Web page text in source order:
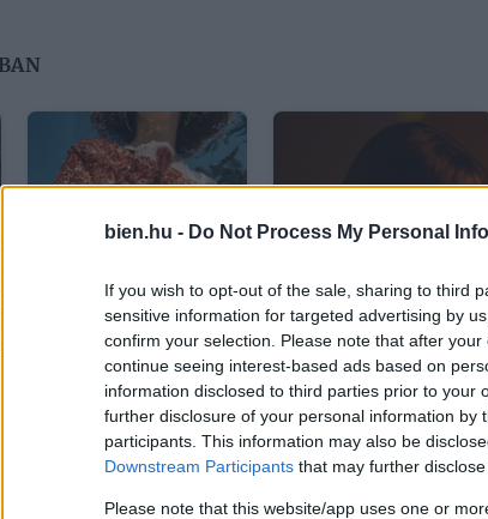
bien.hu - Do Not Process My Personal
If you wish to opt-out of the sale, sharing to third
sensitive information for targeted advertising by
confirm your selection. Please note that after
continue seeing interest-based ads based on
information disclosed to third parties prior to your
further disclosure of your personal information by
participants. This information may also be
Downstream Participants that may further
Please note that this website/app uses one or
Válaszd ki a
rajzon, te hogy
szoktad viselni a
táskádat! Ezt
árulja el rólad
Ez a legmenőbb
rövid hajvágás:
ismerd meg a
csésze fazonú
bobot